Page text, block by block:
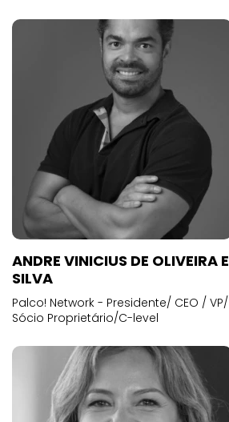
ANDRE VINICIUS DE OLIVEIRA E
SILVA
Palco! Network - Presidente/ CEO / VP/
Sócio Proprietário/C-level